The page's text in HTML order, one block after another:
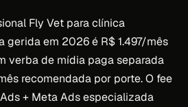
Fly Vet para clínica
gerida em 2026 é R$ 1.497/mês
verba de mídia paga separada
recomendada por porte. O fee
+ Meta Ads especializada